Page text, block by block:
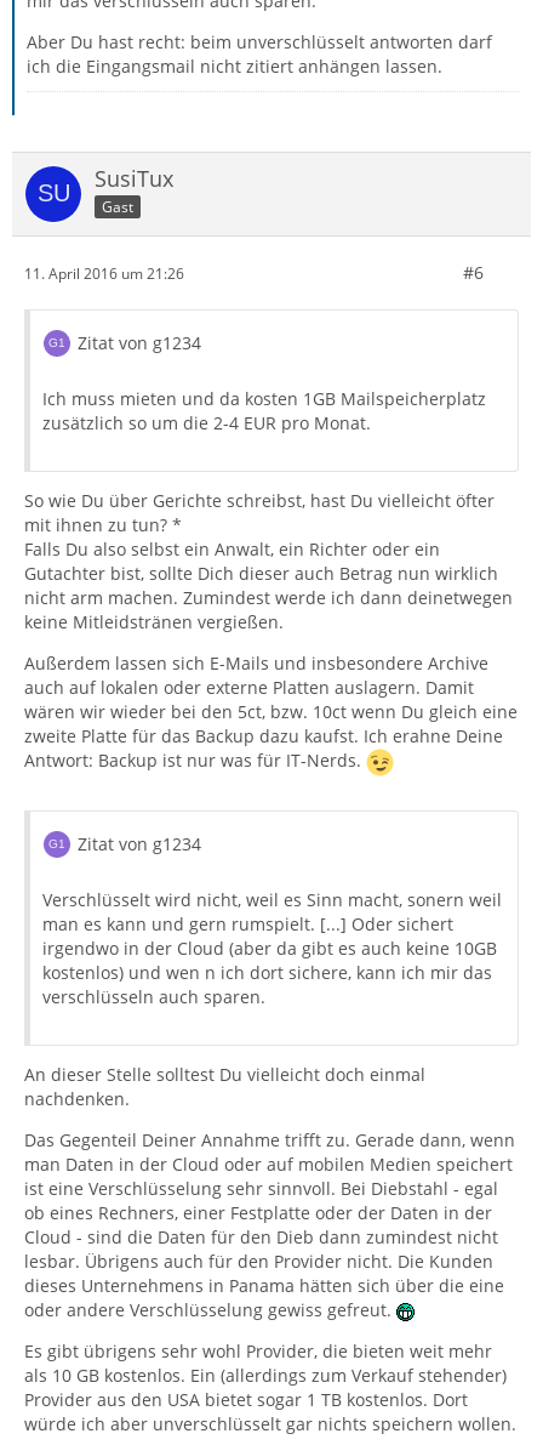
Aber Du hast recht: beim unverschlüsselt antworten darf
ich die Eingangsmail nicht zitiert anhängen lassen.
SusiTux
Gast
11. April 2016 um 21:26 #6
Zitat von g1234
Ich muss mieten und da kosten 1GB Mailspeicherplatz
zusätzlich so um die 2-4 EUR pro Monat.
So wie Du über Gerichte schreibst, hast Du vielleicht öfter
mit ihnen zu tun? *
Falls Du also selbst ein Anwalt, ein Richter oder ein
Gutachter bist, sollte Dich dieser auch Betrag nun wirklich
nicht arm machen. Zumindest werde ich dann deinetwegen
keine Mitleidstränen vergießen.
Außerdem lassen sich E-Mails und insbesondere Archive
auch auf lokalen oder externe Platten auslagern. Damit
wären wir wieder bei den 5ct, bzw. 10ct wenn Du gleich eine
zweite Platte für das Backup dazu kaufst. Ich erahne Deine
Antwort: Backup ist nur was für IT-Nerds.
Zitat von g1234
Verschlüsselt wird nicht, weil es Sinn macht, sonern weil
man es kann und gern rumspielt. [...] Oder sichert
irgendwo in der Cloud (aber da gibt es auch keine 10GB
kostenlos) und wen n ich dort sichere, kann ich mir das
verschlüsseln auch sparen.
An dieser Stelle solltest Du vielleicht doch einmal
nachdenken.
Das Gegenteil Deiner Annahme trifft zu. Gerade dann, wenn
man Daten in der Cloud oder auf mobilen Medien speichert
ist eine Verschlüsselung sehr sinnvoll. Bei Diebstahl - egal
ob eines Rechners, einer Festplatte oder der Daten in der
Cloud - sind die Daten für den Dieb dann zumindest nicht
lesbar. Übrigens auch für den Provider nicht. Die Kunden
dieses Unternehmens in Panama hätten sich über die eine
oder andere Verschlüsselung gewiss gefreut.
Es gibt übrigens sehr wohl Provider, die bieten weit mehr
als 10 GB kostenlos. Ein (allerdings zum Verkauf stehender)
Provider aus den USA bietet sogar 1 TB kostenlos. Dort
würde ich aber unverschlüsselt gar nichts speichern wollen.